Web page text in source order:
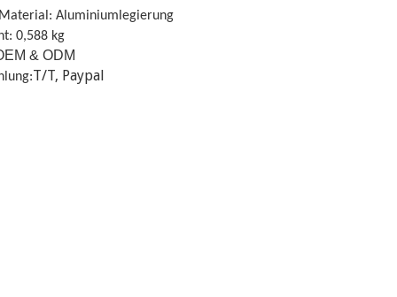
Aluminiumlegierung
0,588 kg
& ODM
T/T, Paypal